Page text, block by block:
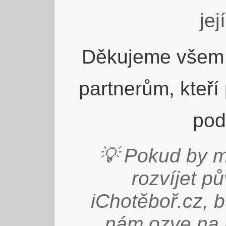
Děkujeme
partnerům,
💡 Pokud by
rozvíjet
iChotěboř.cz,